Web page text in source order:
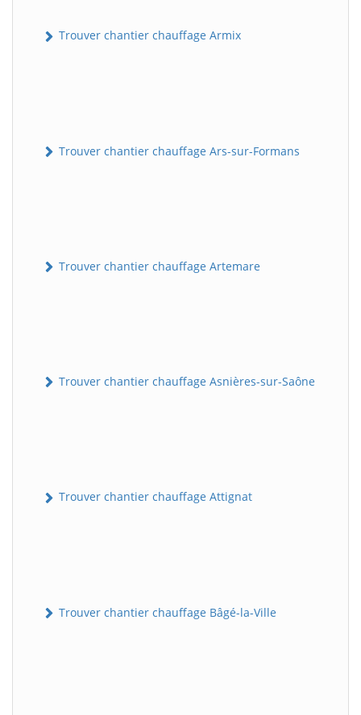
Trouver chantier chauffage Armix
Trouver chantier chauffage Ars-sur-Formans
Trouver chantier chauffage Artemare
Trouver chantier chauffage Asnières-sur-Saône
Trouver chantier chauffage Attignat
Trouver chantier chauffage Bâgé-la-Ville